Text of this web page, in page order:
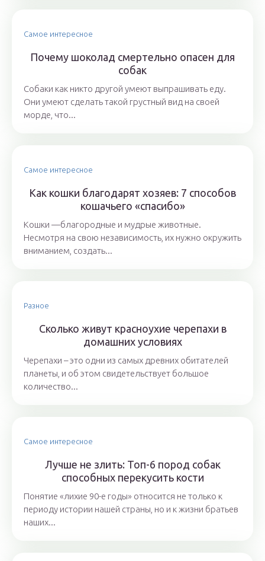
Самое интересное
Почему шоколад смертельно опасен для
собак
Собаки как никто другой умеют выпрашивать еду.
Они умеют сделать такой грустный вид на своей
морде, что...
Самое интересное
Как кошки благодарят хозяев: 7 способов
кошачьего «спасибо»
Кошки —благородные и мудрые животные.
Несмотря на свою независимость, их нужно окружить
вниманием, создать...
Разное
Сколько живут красноухие черепахи в
домашних условиях
Черепахи – это одни из самых древних обитателей
планеты, и об этом свидетельствует большое
количество...
Самое интересное
Лучше не злить: Топ-6 пород собак
способных перекусить кости
Понятие «лихие 90-е годы» относится не только к
периоду истории нашей страны, но и к жизни братьев
наших...